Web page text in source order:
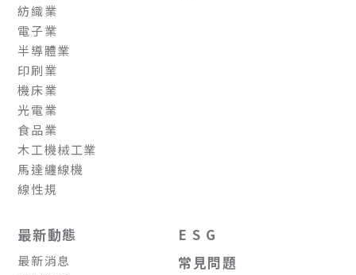
紡織業
電子業
半導體業
印刷業
機床業
光電業
食品業
木工機械工業
馬達纏線機
線性規
最新動態
最新消息
E S G
常見問題